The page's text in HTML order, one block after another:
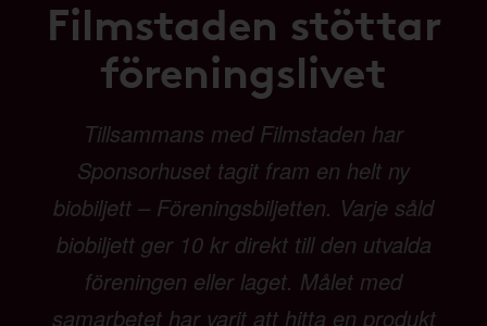
Filmstaden stöttar
föreningslivet
Tillsammans med Filmstaden har
Sponsorhuset tagit fram en helt ny
biobiljett – Föreningsbiljetten. Varje såld
biobiljett ger 10 kr direkt till den utvalda
föreningen eller laget. Målet med
samarbetet har varit att hitta en produkt